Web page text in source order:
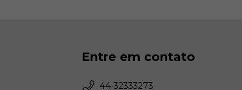
Entre em contato
44-32333273